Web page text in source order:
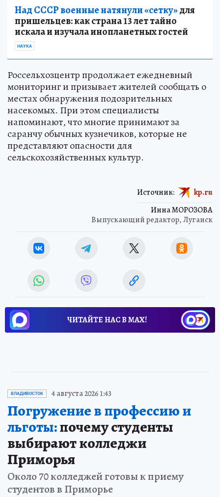
Над СССР военные натянули «сетку»для
пришельцев: как страна 13 лет тайно
искала и изучала инопланетных гостей
НАУКА
Россельхозцентр продолжает ежедневный
мониторинг и призывает жителей сообщать о
местах обнаружения подозрительных
насекомых. При этом специалисты
напоминают, что многие принимают за
саранчу обычных кузнечиков, которые не
представляют опасности для
сельскохозяйственных культур.
Инна МОРОЗОВА
Выпускающий редактор, Луганск
Источник: kp.ru
ЧИТАЙТЕ НАС В МАХ!
ВЛАДИВОСТОК 4 августа 2026 1:43
Погружение в профессию и
льготы:почему студенты
выбирают колледжи
Приморья
Около 70 колледжей готовы к приему
студентов в Приморье